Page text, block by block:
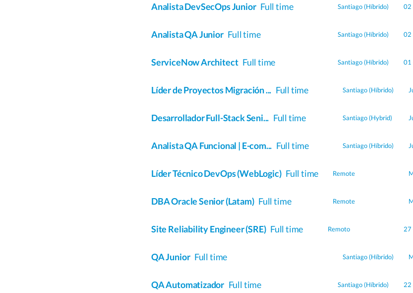
Analista DevSecOps Junior Full time Santiago(Híbrido) 02
Analista QA Junior Full time Santiago(Híbrido) 02
ServiceNow Architect Full time Santiago(Híbrido) 01
Líder de Proyectos Migración ... Full time Santiago(Híbrido)
Desarrollador Full-Stack Seni... Full time Santiago(Hybrid)
Analista QA Funcional | E-com... Full time Santiago(Híbrido)
Líder Técnico DevOps (WebLogic) Full time Remote
DBA Oracle Senior (Latam) Full time Remote
Site Reliability Engineer (SRE) Full time Remoto 27
QA Junior Full time Santiago(Híbrido)
QA Automatizador Full time Santiago(Híbrido) 22